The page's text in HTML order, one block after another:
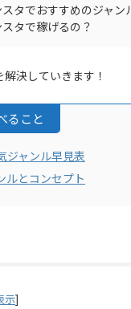
タでおすすめのジャン
タで稼げるの？
決していきます！
ること
ジャンル早見表
ルとコンセプト
示]